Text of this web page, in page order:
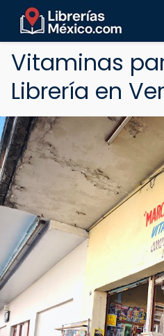
Vitaminas
Librería en